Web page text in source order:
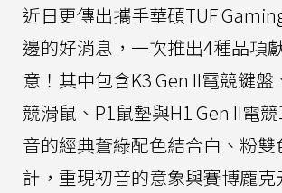
近日更傳出攜手華碩TUF
邊的好消息，一次推出4種品項
意！其中包含K3 Gen II電競鍵
競滑鼠、P1鼠墊與H1 Gen II電
音的經典蒼綠配色結合白、粉
計，重現初音的意象與賽博龐